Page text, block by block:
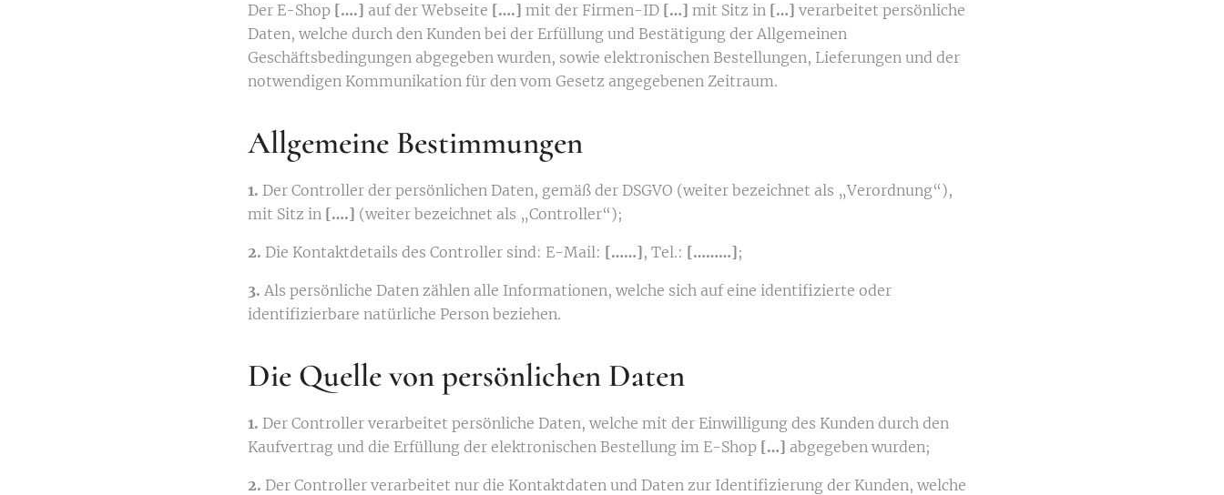
Der E-Shop [….] auf der Webseite [….] mit der Firmen-ID […] mit Sitz in […] verarbeitet persönliche
Daten, welche durch den Kunden bei der Erfüllung und Bestätigung der Allgemeinen
Geschäftsbedingungen abgegeben wurden, sowie elektronischen Bestellungen, Lieferungen und der
notwendigen Kommunikation für den vom Gesetz angegebenen Zeitraum.
Allgemeine Bestimmungen
1. Der Controller der persönlichen Daten, gemäß der DSGVO (weiter bezeichnet als „Verordnung“),
mit Sitz in [….] (weiter bezeichnet als „Controller“);
2. Die Kontaktdetails des Controller sind: E-Mail: [……], Tel.: [………];
3. Als persönliche Daten zählen alle Informationen, welche sich auf eine identifizierte oder
identifizierbare natürliche Person beziehen.
Die Quelle von persönlichen Daten
1. Der Controller verarbeitet persönliche Daten, welche mit der Einwilligung des Kunden durch den
Kaufvertrag und die Erfüllung der elektronischen Bestellung im E-Shop […] abgegeben wurden;
2. Der Controller verarbeitet nur die Kontaktdaten und Daten zur Identifizierung der Kunden, welche